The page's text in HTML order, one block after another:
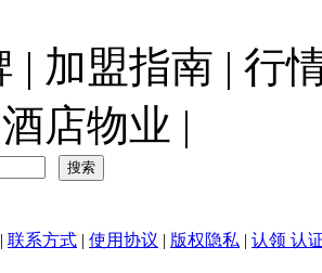
| 加盟指南 | 行
酒店物业 |
| 联系方式 | 使用协议 | 版权隐私 | 认领 认